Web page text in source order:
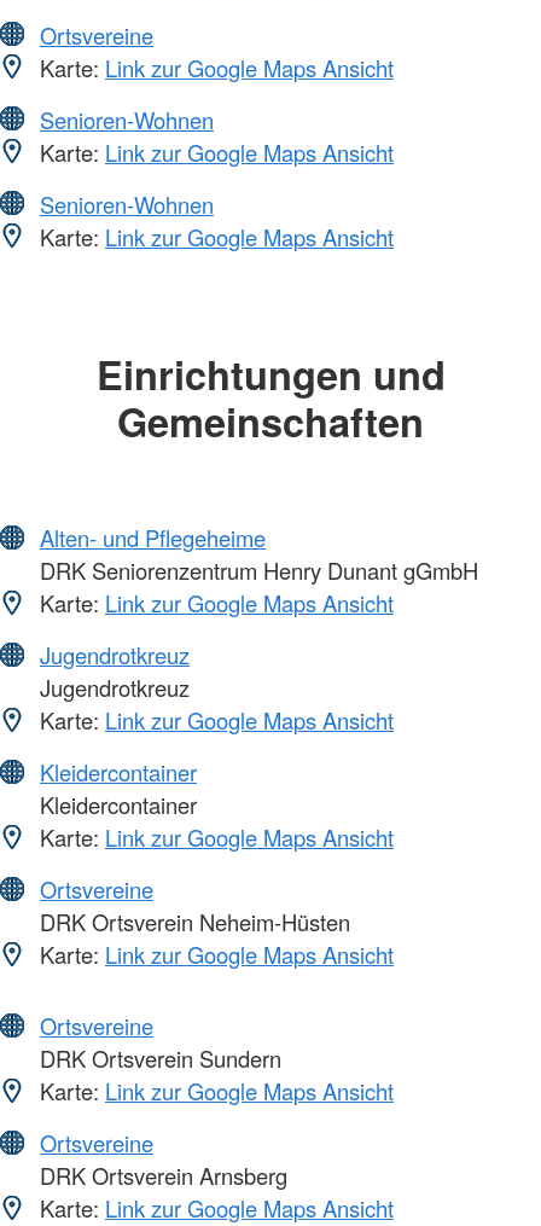
Ortsvereine
Karte: Link zur Google Maps Ansicht
Senioren-Wohnen
Karte: Link zur Google Maps Ansicht
Senioren-Wohnen
Karte: Link zur Google Maps Ansicht
Einrichtungen und
Gemeinschaften
Alten- und Pflegeheime
DRK Seniorenzentrum Henry Dunant gGmbH
Karte: Link zur Google Maps Ansicht
Jugendrotkreuz
Jugendrotkreuz
Karte: Link zur Google Maps Ansicht
Kleidercontainer
Kleidercontainer
Karte: Link zur Google Maps Ansicht
Ortsvereine
DRK Ortsverein Neheim-Hüsten
Karte: Link zur Google Maps Ansicht
Ortsvereine
DRK Ortsverein Sundern
Karte: Link zur Google Maps Ansicht
Ortsvereine
DRK Ortsverein Arnsberg
Karte: Link zur Google Maps Ansicht